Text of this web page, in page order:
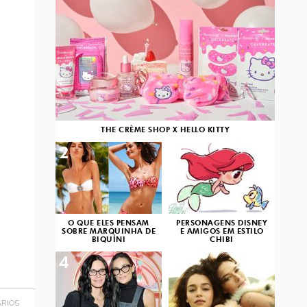
THE CRÈME SHOP X HELLO KITTY
O QUE ELES PENSAM
SOBRE MARQUINHA DE
BIQUÍNI
2
PERSONAGENS DISNEY
E AMIGOS EM ESTILO
CHIBI
3
4